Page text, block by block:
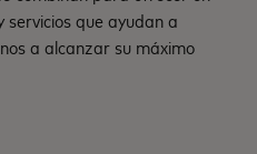
que ayudan a
a alcanzar su máximo